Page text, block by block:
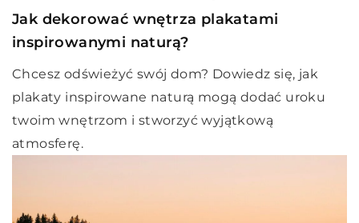
Jak dekorować wnętrza plakatami
inspirowanymi naturą?
Chcesz odświeżyć swój dom? Dowiedz się, jak
plakaty inspirowane naturą mogą dodać uroku
twoim wnętrzom i stworzyć wyjątkową
atmosferę.